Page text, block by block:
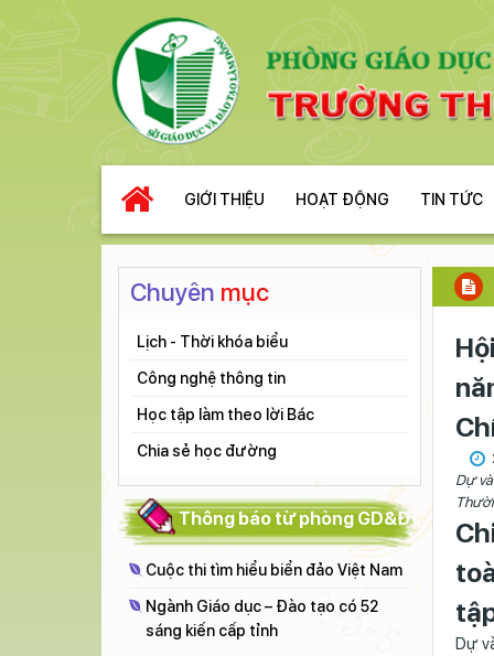
GIỚI THIỆU HOẠT ĐỘNG TIN TỨC
Chuyên mục
Lịch - Thời khóa biểu
Công nghệ thông tin
Học tập làm theo lời Bác
Chia sẻ học đường
Thông báo từ phòng GD&ĐT
Cuộc thi tìm hiểu biển đảo Việt Nam
Ngành Giáo dục – Đào tạo có 52
sáng kiến cấp tỉnh
Dự
Dự